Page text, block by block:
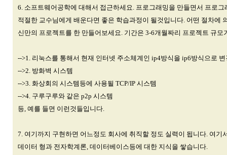
6. 소프트웨어공학에 대해서 접근하세요. 프로그래밍을 만들면서 프로
적절한 교수님에게 배운다면 좋은 학습과정이 될것입니다. 어떤 절차에
신만의 프로젝트를 한 만들어보세요. 기간은 3-6개월짜리 프로젝트 규모
-->1. 리눅스를 통해서 현재 인터넷 주소체계인 ip4방식을 ip6방식으로
-->2. 방화벽 시스템
-->3. 화상회의 시스템등에 사용될 TCP/IP 시스템
-->4. 구루구루와 같은 p2p 시스템
등, 예를 들면 이런것들입니다.
7. 여기까지 구현하면 어느정도 회사에 취직할 정도 실력이 됩니다. 여
데이터 형과 전자학계론, 데이터베이스등에 대한 지식을 쌓습니다.